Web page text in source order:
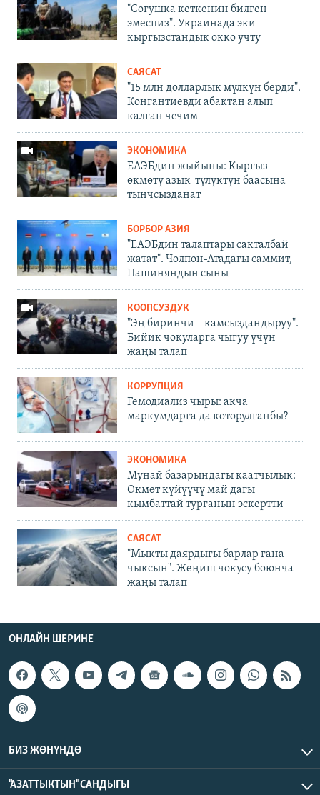
"Согушка кеткенин билген
эмеспиз". Украинада эки
кыргызстандык окко учту
САЯСАТ
"15 млн долларлык мүлкүн берди".
Конгантиевди абактан алып
калган чечим
ЭКОНОМИКА
ЕАЭБдин жыйыны: Кыргыз
өкмөтү азык-түлүктүн баасына
тынчсызданат
БОРБОР АЗИЯ
"ЕАЭБдин талаптары сакталбай
жатат". Чолпон-Атадагы саммит,
Пашиняндын сыны
КООПСУЗДУК
"Эң биринчи – камсыздандыруу".
Бийик чокуларга чыгуу үчүн
жаңы талап
КОРРУПЦИЯ
Гемодиализ чыры: акча
маркумдарга да которулганбы?
ЭКОНОМИКА
Мунай базарындагы каатчылык:
Өкмөт күйүүчү май дагы
кымбаттай турганын эскертти
САЯСАТ
"Мыкты даярдыгы барлар гана
чыксын". Жеңиш чокусу боюнча
жаңы талап
ОНЛАЙН ШЕРИНЕ
БИЗ ЖӨНҮНДӨ
"АЗАТТЫКТЫН" САНДЫГЫ